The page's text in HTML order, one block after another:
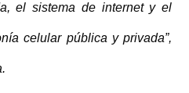
el sistema de internet y el
celular pública y privada”,